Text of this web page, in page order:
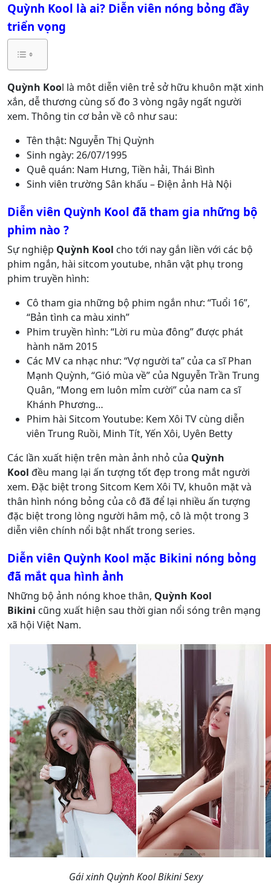
Quỳnh Kool là ai? Diễn viên nóng bỏng đầy
triển vọng
Quỳnh Kool là môt diễn viên trẻ sở hữu khuôn mặt xinh
xắn, dễ thương cùng số đo 3 vòng ngây ngất người
xem. Thông tin cơ bản về cô như sau:
Tên thật: Nguyễn Thị Quỳnh
Sinh ngày: 26/07/1995
Quê quán: Nam Hưng, Tiền hải, Thái Bình
Sinh viên trường Sân khấu – Điện ảnh Hà Nội
Diễn viên Quỳnh Kool đã tham gia những bộ
phim nào ?
Sự nghiệp Quỳnh Kool cho tới nay gắn liền với các bộ
phim ngắn, hài sitcom youtube, nhân vật phụ trong
phim truyền hình:
Cô tham gia những bộ phim ngắn như: “Tuổi 16”,
“Bản tình ca màu xinh”
Phim truyền hình: “Lời ru mùa đông” được phát
hành năm 2015
Các MV ca nhạc như: “Vợ người ta” của ca sĩ Phan
Mạnh Quỳnh, “Gió mùa về” của Nguyễn Trần Trung
Quân, “Mong em luôn mỉm cười” của nam ca sĩ
Khánh Phương…
Phim hài Sitcom Youtube: Kem Xôi TV cùng diễn
viên Trung Ruồi, Minh Tít, Yến Xôi, Uyên Betty
Các lần xuất hiện trên màn ảnh nhỏ của Quỳnh
Kool đều mang lại ấn tượng tốt đẹp trong mắt người
xem. Đặc biệt trong Sitcom Kem Xôi TV, khuôn mặt và
thân hình nóng bỏng của cô đã để lại nhiều ấn tượng
đặc biệt trong lòng người hâm mộ, cô là một trong 3
diễn viên chính nổi bật nhất trong series.
Diễn viên Quỳnh Kool mặc Bikini nóng bỏng
đã mắt qua hình ảnh
Những bộ ảnh nóng khoe thân, Quỳnh Kool
Bikini cũng xuất hiện sau thời gian nổi sóng trên mạng
xã hội Việt Nam.
Gái xinh Quỳnh Kool Bikini Sexy